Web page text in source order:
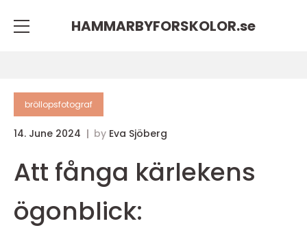
HAMMARBYFORSKOLOR.se
bröllopsfotograf
14. June 2024 by Eva Sjöberg
Att fånga kärlekens
ögonblick: